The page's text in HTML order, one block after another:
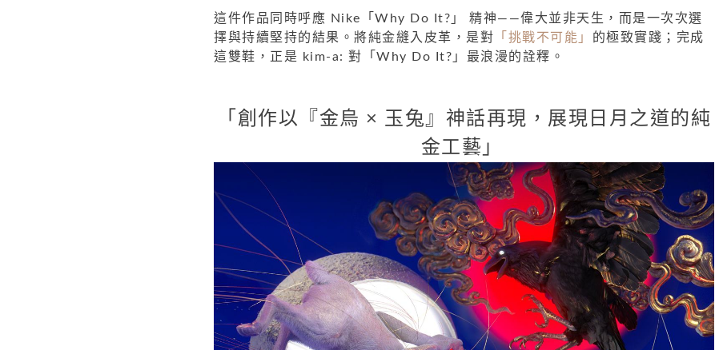
這件作品同時呼應 Nike「Why Do It?」 精神——偉大並非天生，而是一次次選
擇與持續堅持的結果。將純金縫入皮革，是對 「挑戰不可能」
的極致實踐；完成
這雙鞋，正是 kim-a: 對「Why Do It?」最浪漫的詮釋。
「創作以『金烏 × 玉兔』神話再現，展現日月之道的純
金工藝」